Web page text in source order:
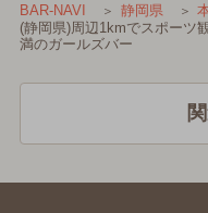
BAR-NAVI 静岡県
(静岡県)周辺1kmでスポーツ
満のガールズバー